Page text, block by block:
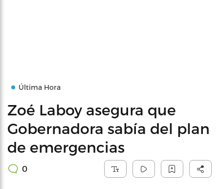
Última Hora
Zoé Laboy asegura que
Gobernadora sabía del plan
de emergencias
0